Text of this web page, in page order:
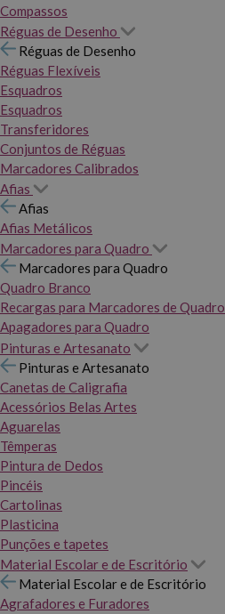
Compassos
Réguas de Desenho
Réguas de Desenho
Réguas Flexíveis
Esquadros
Esquadros
Transferidores
Conjuntos de Réguas
Marcadores Calibrados
Afias
Afias
Afias Metálicos
Marcadores para Quadro
Marcadores para Quadro
Quadro Branco
Recargas para Marcadores de Quadro
Apagadores para Quadro
Pinturas e Artesanato
Pinturas e Artesanato
Canetas de Caligrafia
Acessórios Belas Artes
Aguarelas
Têmperas
Pintura de Dedos
Pincéis
Cartolinas
Plasticina
Punções e tapetes
Material Escolar e de Escritório
Material Escolar e de Escritório
Agrafadores e Furadores